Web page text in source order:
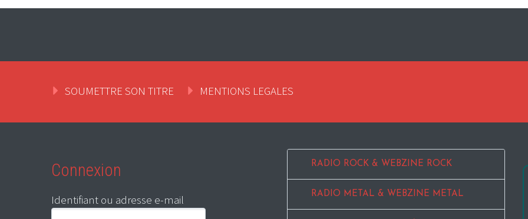
SOUMETTRE SON TITRE MENTIONS LEGALES
Connexion
Identifiant ou adresse e-mail
RADIO ROCK & WEBZINE ROCK
RADIO METAL & WEBZINE METAL